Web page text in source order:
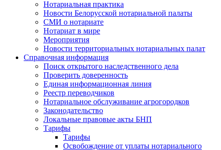
Нотариальная практика
Новости Белорусской нотариальной палаты
СМИ о нотариате
Нотариат в мире
Мероприятия
Новости территориальных нотариальных палат
Справочная информация
Поиск открытого наследственного дела
Проверить доверенность
Единая информационная линия
Реестр переводчиков
Нотариальное обслуживание агрогородков
Законодательство
Локальные правовые акты БНП
Тарифы
Тарифы
Освобождение от уплаты нотариального